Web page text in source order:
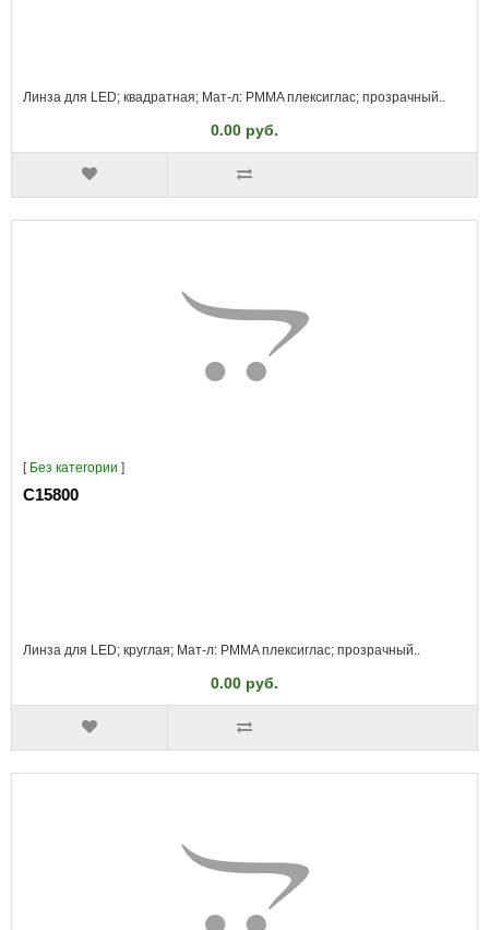
Линза для LED; квадратная; Мат-л: PMMA плексиглас; прозрачный..
0.00 руб.
[ Без категории ]
C15800
Линза для LED; круглая; Мат-л: PMMA плексиглас; прозрачный..
0.00 руб.